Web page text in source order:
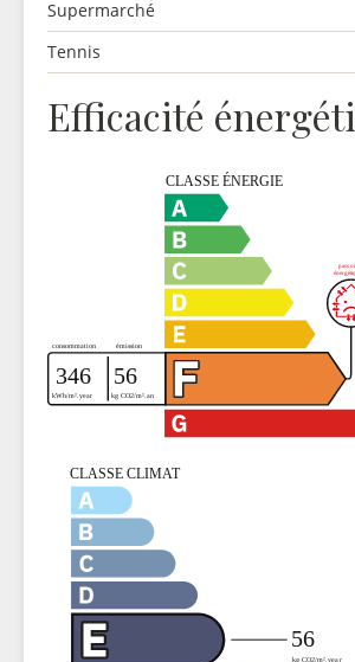
Supermarché
Tennis
Efficacité